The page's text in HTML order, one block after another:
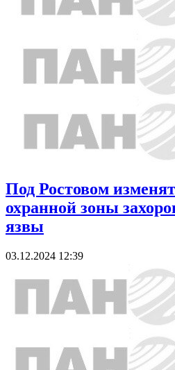
Под Ростовом
охранной зоны
язвы
03.12.2024 12:39